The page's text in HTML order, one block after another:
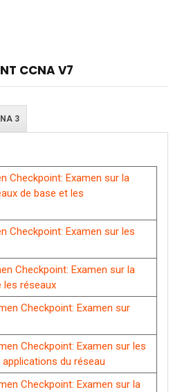
CCNA V7
3
Checkpoint: Examen sur la
de base et les
Checkpoint: Examen sur les
Checkpoint: Examen sur la
réseaux
Checkpoint: Examen sur
Checkpoint: Examen sur les
du réseau
Checkpoint: Examen sur la